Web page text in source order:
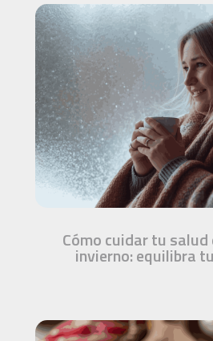
Cómo cuidar tu
invierno: equilibra